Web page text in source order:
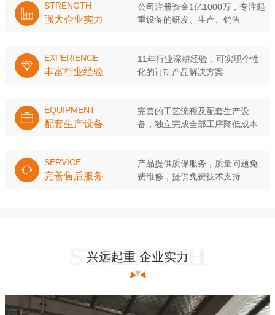
STRENGTH
强大企业实力
公司注册资金1亿1000万，专注起
重设备的研发、生产、销售
EXPERIENCE
丰富行业经验
11年行业深耕经验，可实现个性
化的订制产品解决方案
EQUIPMENT
配套生产设备
完善的工艺流程及配套生产设
备，独立完成全部工序降低成本
SERVICE
完善售后服务
产品提供质保服务，质量问题免
费维修，提供免费技术支持
兴远起重 企业实力